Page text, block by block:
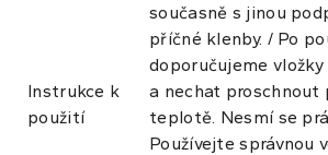
Instrukce k
použití
současně s jinou
příčné klenby. / Po
doporučujeme
a nechat proschnout
teplotě. Nesmí se
Používejte správnou